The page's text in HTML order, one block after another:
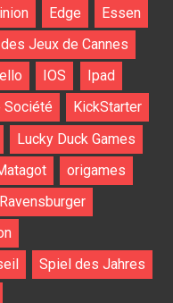
Edge
Essen
Jeux de Cannes
Iello IOS
Ipad
Société
KickStarter
Lucky Duck Games
origames
Ravensburger
Spiel des Jahres